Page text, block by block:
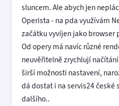
sluncem. Ale abych jen
Operista - na pda využívám
začátku vyvíjen jako browser
Od opery má navíc různé
neuvěřitelně zrychlují
širší možnosti nastavení,
dá dostat i na servis24 české
dalšího..